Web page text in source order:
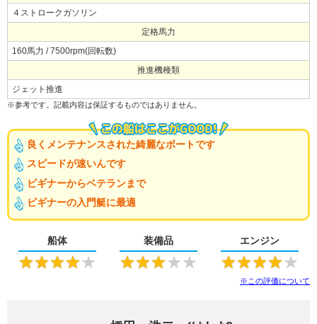
４ストロークガソリン
定格馬力
160馬力 / 7500rpm(回転数)
推進機種類
ジェット推進
※参考です。記載内容は保証するものではありません。
良くメンテナンスされた綺麗なボートです
スピードが速いんです
ビギナーからベテランまで
ビギナーの入門艇に最適
船体
★★★★★
装備品
★★★★★
エンジン
★★★★★
※この評価について